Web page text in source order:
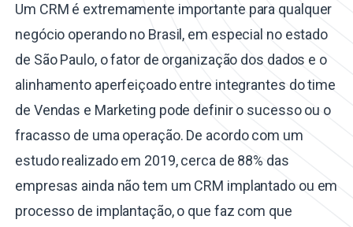
Um CRM é extremamente importante para qualquer
negócio operando no Brasil, em especial no estado
de São Paulo, o fator de organização dos dados e o
alinhamento aperfeiçoado entre integrantes do time
de Vendas e Marketing pode definir o sucesso ou o
fracasso de uma operação. De acordo com um
estudo realizado em 2019, cerca de 88% das
empresas ainda não tem um CRM implantado ou em
processo de implantação, o que faz com que